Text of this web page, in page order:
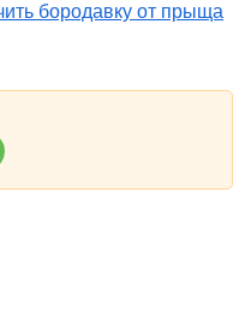
бородавку от прыща